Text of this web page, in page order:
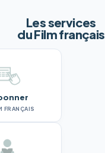
Les services
du Film français
FRANÇAIS